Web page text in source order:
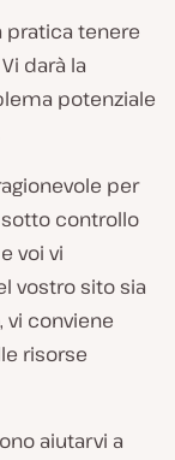
pratica tenere
darà la
potenziale
per
controllo
voi vi
vostro sito sia
vi conviene
risorse
aiutarvi a